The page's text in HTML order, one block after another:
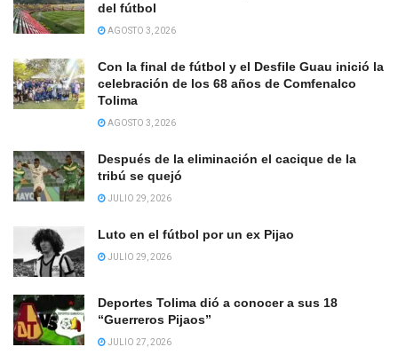
del fútbol
AGOSTO 3, 2026
Con la final de fútbol y el Desfile Guau inició la
celebración de los 68 años de Comfenalco
Tolima
AGOSTO 3, 2026
Después de la eliminación el cacique de la
tribú se quejó
JULIO 29, 2026
Luto en el fútbol por un ex Pijao
JULIO 29, 2026
Deportes Tolima dió a conocer a sus 18
“Guerreros Pijaos”
JULIO 27, 2026